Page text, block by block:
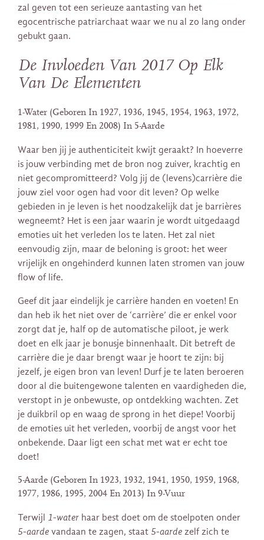
zal geven tot een serieuze aantasting van het
egocentrische patriarchaat waar we nu al zo lang onder
gebukt gaan.
De Invloeden Van 2017 Op Elk
Van De Elementen
1-Water (Geboren In 1927, 1936, 1945, 1954, 1963, 1972,
1981, 1990, 1999 En 2008) In 5-Aarde
Waar ben jij je authenticiteit kwijt geraakt? In hoeverre
is jouw verbinding met de bron nog zuiver, krachtig en
niet gecompromitteerd? Volg jij de (levens)carrière die
jouw ziel voor ogen had voor dit leven? Op welke
gebieden in je leven is het noodzakelijk dat je barrières
wegneemt? Het is een jaar waarin je wordt uitgedaagd
emoties uit het verleden los te laten. Het zal niet
eenvoudig zijn, maar de beloning is groot: het weer
vrijelijk en ongehinderd kunnen laten stromen van jouw
flow of life.
Geef dit jaar eindelijk je carrière handen en voeten! En
dan heb ik het niet over de ‘carrière’ die er enkel voor
zorgt dat je, half op de automatische piloot, je werk
doet en elk jaar je bonusje binnenhaalt. Dit betreft de
carrière die je daar brengt waar je hoort te zijn: bij
jezelf, je eigen bron van leven! Durf je te laten beroeren
door al die buitengewone talenten en vaardigheden die,
verstopt in je onbewuste, op ontdekking wachten. Zet
je duikbril op en waag de sprong in het diepe! Voorbij
de emoties uit het verleden, voorbij de angst voor het
onbekende. Daar ligt een schat met wat er echt toe
doet!
5-Aarde (Geboren In 1923, 1932, 1941, 1950, 1959, 1968,
1977, 1986, 1995, 2004 En 2013) In 9-Vuur
Terwijl 1-water haar best doet om de stoelpoten onder
5-aarde vandaan te zagen, staat 5-aarde zelf zich te